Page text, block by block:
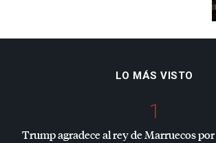
LO MÁS VISTO
1
Trump agradece al rey de Marruecos